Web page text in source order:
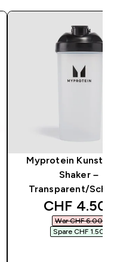
Myprotein
Shaker –
Transparent/
CHF 4.50‎
War CHF 6.00‎
Spare CHF 1.50‎